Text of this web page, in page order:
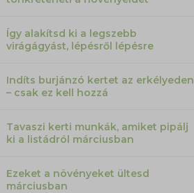
Így alakítsd ki a legszebb
virágágyást, lépésről lépésre
Indíts burjánzó kertet az erkélyeden
– csak ez kell hozzá
Tavaszi kerti munkák, amiket pipálj
ki a listádról márciusban
Ezeket a növényeket ültesd
márciusban